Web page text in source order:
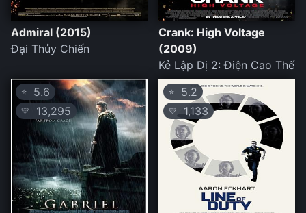
Admiral (2015)
Đại Thủy Chiến
Crank: High Voltage
(2009)
Kẻ Lập Dị 2: Điện Cao Thế
⭐ 5.6
💛 13,295
⭐ 5.2
💛 1,133